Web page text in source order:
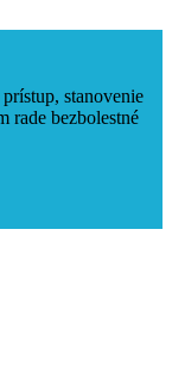
stanovenie
rade bezbolestné